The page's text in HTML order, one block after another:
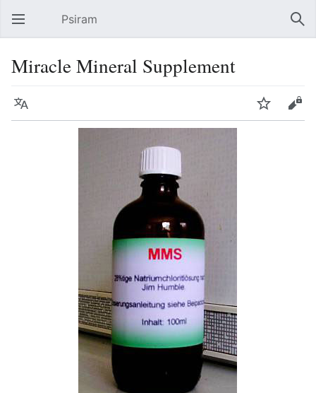
Hauptmenü öffnen Psiram
Miracle Mineral Supplement
Sprache Beobachten Bearbeiten